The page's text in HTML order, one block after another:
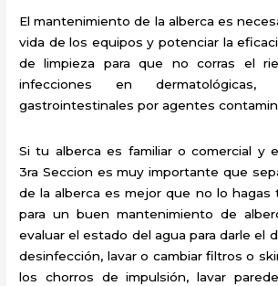
El mantenimiento de la alberca es
vida de los equipos y potenciar la
de limpieza para que no corras el
infecciones en dermatológicas,
gastrointestinales por agentes
Si tu alberca es familiar o comercial y
3ra Seccion es muy importante que
de la alberca es mejor que no lo hagas
para un buen mantenimiento de
evaluar el estado del agua para darle el
desinfección, lavar o cambiar filtros o
los chorros de impulsión, lavar